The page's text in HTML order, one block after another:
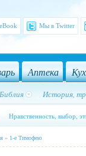
Мы в Twitter
Аптека
Библия История,
Нравственность, выбор,
» 1-е Тимофею